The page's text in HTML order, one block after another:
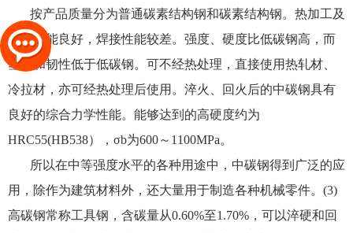
按产品质量分为普通碳素结构钢和碳素结构钢。热加工及
切削性能良好，焊接性能较差。强度、硬度比低碳钢高，而
塑性和韧性低于低碳钢。可不经热处理，直接使用热轧材、
冷拉材，亦可经热处理后使用。淬火、回火后的中碳钢具有
良好的综合力学性能。能够达到的高硬度约为
HRC55(HB538），σb为600～1100MPa。
所以在中等强度水平的各种用途中，中碳钢得到广泛的应
用，除作为建筑材料外，还大量用于制造各种机械零件。(3)
高碳钢常称工具钢，含碳量从0.60%至1.70%，可以淬硬和回